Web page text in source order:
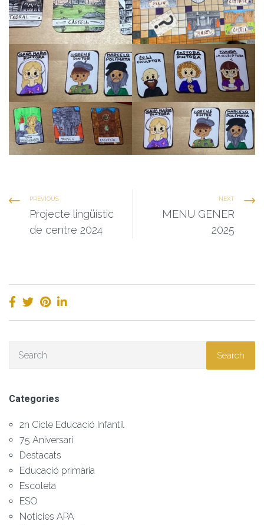
PREVIOUS
Projecte lingüístic
de centre 2024
NEXT
MENU GENER
2025
Search
Categories
2n Cicle Educació Infantil
75 Aniversari
Destacats
Educació primària
Escoleta
ESO
Noticies APA